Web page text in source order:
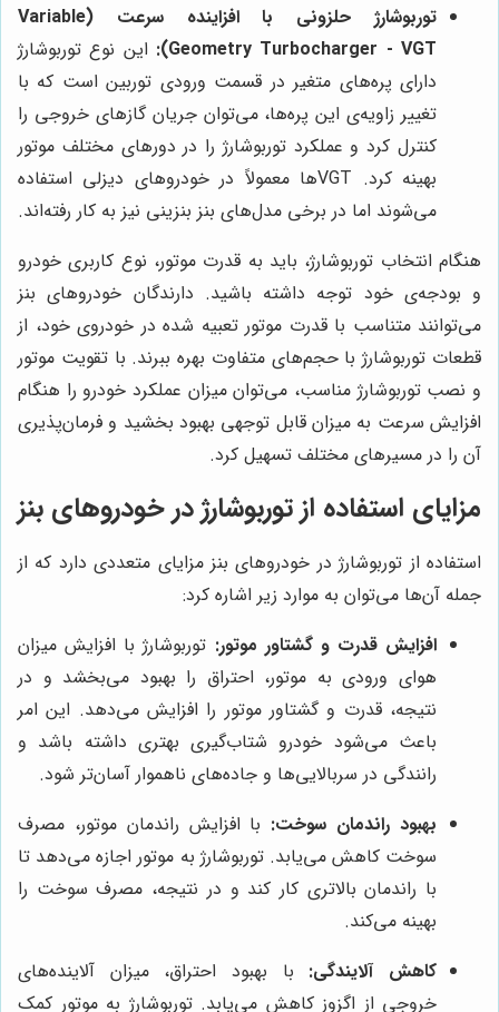
توربوشارژ حلزونی با افزاینده سرعت (Variable
Geometry Turbocharger - VGT):
این نوع توربوشارژ
دارای پره‌های متغیر در قسمت ورودی توربین است که با
تغییر زاویه‌ی این پره‌ها، می‌توان جریان گازهای خروجی را
کنترل کرد و عملکرد توربوشارژ را در دورهای مختلف موتور
بهینه کرد. VGTها معمولاً در خودروهای دیزلی استفاده
می‌شوند اما در برخی مدل‌های بنز بنزینی نیز به کار رفته‌اند.
هنگام انتخاب توربوشارژ، باید به قدرت موتور، نوع کاربری خودرو
و بودجه‌ی خود توجه داشته باشید. دارندگان خودروهای بنز
می‌توانند متناسب با قدرت موتور تعبیه شده در خودروی خود، از
قطعات توربوشارژ با حجم‌های متفاوت بهره ببرند. با تقویت موتور
و نصب توربوشارژ مناسب، می‌توان میزان عملکرد خودرو را هنگام
افزایش سرعت به میزان قابل توجهی بهبود بخشید و فرمان‌پذیری
آن را در مسیرهای مختلف تسهیل کرد.
مزایای استفاده از توربوشارژ در خودروهای بنز
استفاده از توربوشارژ در خودروهای بنز مزایای متعددی دارد که از
جمله آن‌ها می‌توان به موارد زیر اشاره کرد:
افزایش قدرت و گشتاور موتور: توربوشارژ با افزایش میزان
هوای ورودی به موتور، احتراق را بهبود می‌بخشد و در
نتیجه، قدرت و گشتاور موتور را افزایش می‌دهد. این امر
باعث می‌شود خودرو شتاب‌گیری بهتری داشته باشد و
رانندگی در سربالایی‌ها و جاده‌های ناهموار آسان‌تر شود.
بهبود راندمان سوخت: با افزایش راندمان موتور، مصرف
سوخت کاهش می‌یابد. توربوشارژ به موتور اجازه می‌دهد تا
با راندمان بالاتری کار کند و در نتیجه، مصرف سوخت را
بهینه می‌کند.
کاهش آلایندگی: با بهبود احتراق، میزان آلاینده‌های
خروجی از اگزوز کاهش می‌یابد. توربوشارژ به موتور کمک